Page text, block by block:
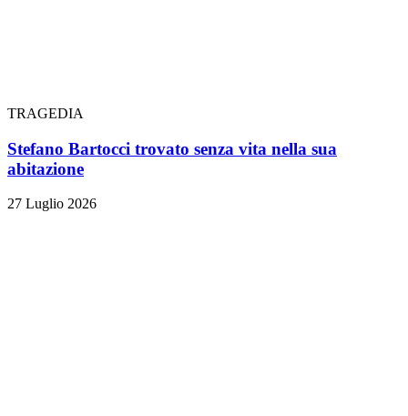
TRAGEDIA
Stefano Bartocci trovato senza vita nella sua
abitazione
27 Luglio 2026